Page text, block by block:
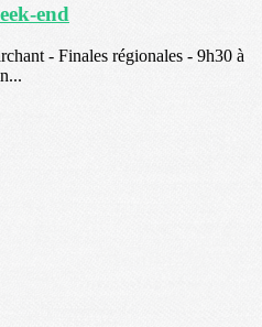
end
- Finales régionales - 9h30 à